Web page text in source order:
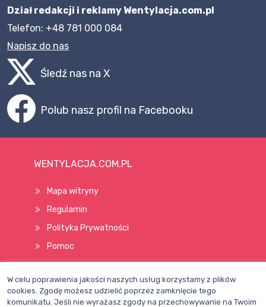
Dział redakcji i reklamy Wentylacja.com.pl
Telefon: +48 781 000 084
Napisz do nas
Śledź nas na X
Polub nasz profil na Facebooku
WENTYLACJA.COM.PL
Mapa witryny
Regulamin
Polityka Prywatności
Pomoc
Wszelkie prawa zastrzeżone © 1998–2026
W celu poprawienia jakości naszych usług korzystamy z plików
cookies. Zgodę możesz udzielić poprzez zamknięcie tego
komunikatu. Jeśli nie wyrażasz zgody na przechowywanie na Twoim